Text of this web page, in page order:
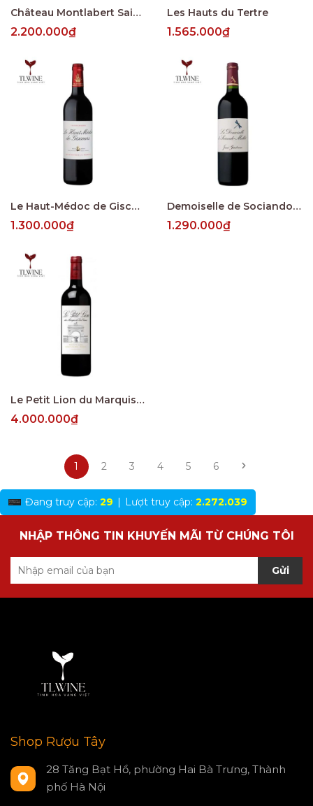
Château Montlabert Saint-Émilion Grand Cru
2.200.000₫
Les Hauts du Tertre
1.565.000₫
Le Haut-Médoc de Giscours
1.300.000₫
Demoiselle de Sociando-Mallet
1.290.000₫
Le Petit Lion du Marquis de Las Cases
4.000.000₫
1 2 3 4 5 6
Đang truy cập: 29 | Lượt truy cập: 2.272.039
NHẬP THÔNG TIN KHUYẾN MÃI TỪ CHÚNG TÔI
Gửi
Shop Rượu Tây
28 Tăng Bạt Hổ, phường Hai Bà Trưng, Thành
phố Hà Nội